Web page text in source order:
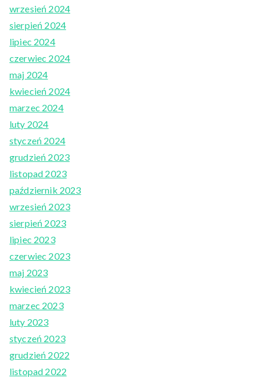
wrzesień 2024
sierpień 2024
lipiec 2024
czerwiec 2024
maj 2024
kwiecień 2024
marzec 2024
luty 2024
styczeń 2024
grudzień 2023
listopad 2023
październik 2023
wrzesień 2023
sierpień 2023
lipiec 2023
czerwiec 2023
maj 2023
kwiecień 2023
marzec 2023
luty 2023
styczeń 2023
grudzień 2022
listopad 2022